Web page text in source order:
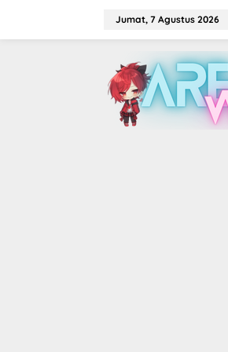
Jumat, 7 Agustus 2026